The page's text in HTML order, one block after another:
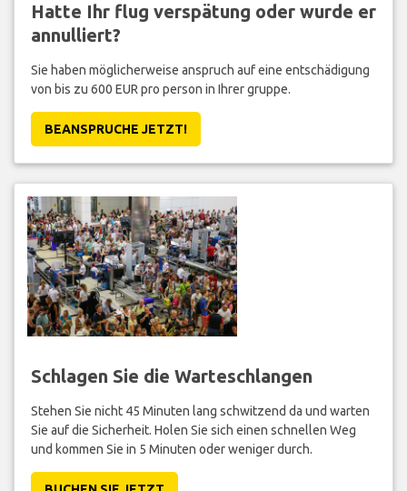
Hatte Ihr flug verspätung oder wurde er
annulliert?
Sie haben möglicherweise anspruch auf eine entschädigung
von bis zu 600 EUR pro person in Ihrer gruppe.
BEANSPRUCHE JETZT!
Schlagen Sie die Warteschlangen
Stehen Sie nicht 45 Minuten lang schwitzend da und warten
Sie auf die Sicherheit. Holen Sie sich einen schnellen Weg
und kommen Sie in 5 Minuten oder weniger durch.